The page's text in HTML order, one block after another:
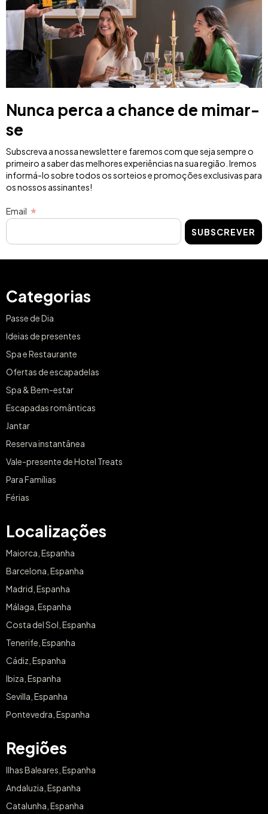
Nunca perca a chance de mimar-
se
Subscreva a nossa newsletter e faremos com que seja sempre o
primeiro a saber das melhores experiências na sua região. Iremos
informá-lo sobre todos os sorteios e promoções exclusivas para
os nossos assinantes!
Email
SUBSCREVER
Categorias
Passe de Dia
Ideias de presentes
Spa e Restaurante
Ofertas de escapadelas
Spa & Bem-estar
Escapadas românticas
Jantar
Reserva instantânea
Vale-presente de Hotel Treats
Para Famílias
Férias
Localizações
Maiorca, Espanha
Barcelona, Espanha
Madrid, Espanha
Málaga, Espanha
Costa del Sol, Espanha
Tenerife, Espanha
Cádiz, Espanha
Ibiza, Espanha
Sevilla, Espanha
Pontevedra, Espanha
Regiões
Ilhas Baleares, Espanha
Andaluzia, Espanha
Catalunha, Espanha